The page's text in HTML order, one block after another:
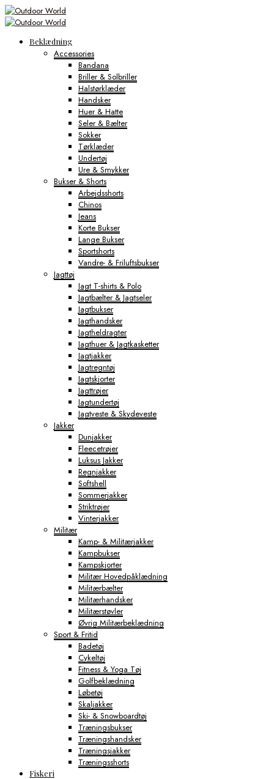
Beklædning
Accessories
Bandana
Briller & Solbriller
Halstørklæder
Handsker
Huer & Hatte
Seler & Bælter
Sokker
Tørklæder
Undertøj
Ure & Smykker
Bukser & Shorts
Arbejdsshorts
Chinos
Jeans
Korte Bukser
Lange Bukser
Sportshorts
Vandre- & Friluftsbukser
Jagttøj
Jagt T-shirts & Polo
Jagtbælter & Jagtseler
Jagtbukser
Jagthandsker
Jagtheldragter
Jagthuer & Jagtkasketter
Jagtjakker
Jagtregntøj
Jagtskjorter
Jagttrøjer
Jagtundertøj
Jagtveste & Skydeveste
Jakker
Dunjakker
Fleecetrøjer
Luksus Jakker
Regnjakker
Softshell
Sommerjakker
Striktrøjer
Vinterjakker
Militær
Kamp- & Militærjakker
Kampbukser
Kampskjorter
Militær Hovedpåklædning
Militærbælter
Militærhandsker
Militærstøvler
Øvrig Militærbeklædning
Sport & Fritid
Badetøj
Cykeltøj
Fitness & Yoga Tøj
Golfbeklædning
Løbetøj
Skaljakker
Ski- & Snowboardtøj
Træningsbukser
Træningshandsker
Træningsjakker
Træningsshorts
Fiskeri